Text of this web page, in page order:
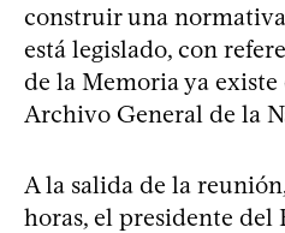
construir una
está legislado, con
de la Memoria ya
Archivo General de la
A la salida de la
horas, el presidente del